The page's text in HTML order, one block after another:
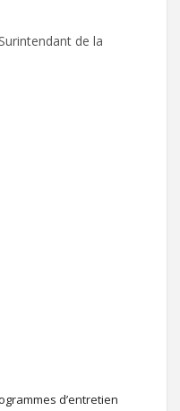
Surintendant de la
d’entretien